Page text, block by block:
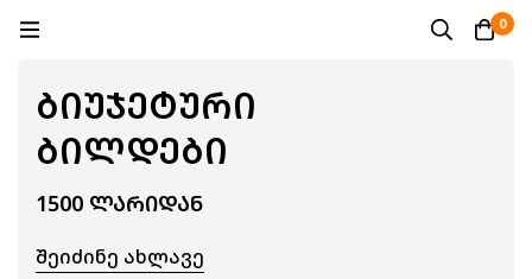
0
ᲑᲘᲣᲯᲔᲢᲣᲠᲘ
ᲑᲘᲚᲓᲔᲑᲘ
1500 ᲚᲐᲠᲘᲓᲐᲜ
Შეიძინე Ახლავე